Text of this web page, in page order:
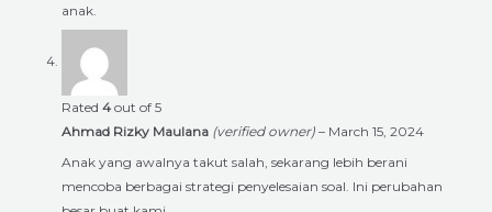
anak.
Rated 4 out of 5
Ahmad Rizky Maulana (verified owner) – March 15, 2024
Anak yang awalnya takut salah, sekarang lebih berani
mencoba berbagai strategi penyelesaian soal. Ini perubahan